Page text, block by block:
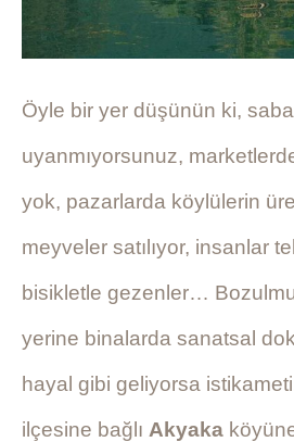
Öyle bir yer düşünün ki,
uyanmıyorsunuz,
yok, pazarlarda köylülerin
meyveler satılıyor, insanlar
bisikletle gezenler…
yerine binalarda sanatsal
hayal gibi geliyorsa
ilçesine bağlı Akyaka